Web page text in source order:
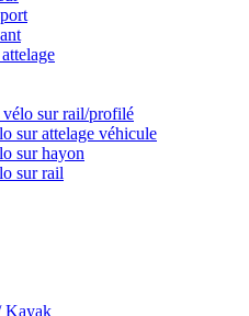
sur rail/profilé
sur attelage véhicule
sur hayon
sur rail
Kayak